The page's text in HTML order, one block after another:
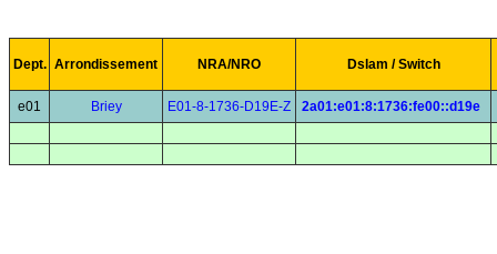
Dept. Arrondissement NRA/NRO Dslam / Switch
e01 Briey E01-8-1736-D19E-Z 2a01:e01:8:1736:fe00::d19e